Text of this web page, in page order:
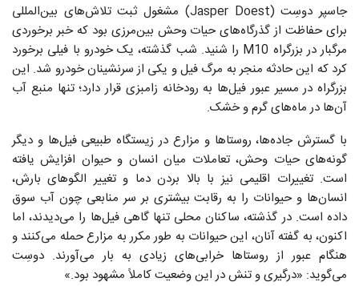
جاسپر دوسِت (Jasper Doest) مشغول ثبت تلاش‌های بین‌المللی
برای حفاظت از گذرگاه‌های حیات وحش بین‌مرزی بود که خبر برخوردی
مرگبار در بزرگراه M10 را شنید. شب گذشته، یک خودرو با فیلی برخورد
کرد که این حادثه منجر به مرگ فیل و یکی از سرنشینان خودرو شد. این
بزرگراه در مسیر عبور فیل‌ها به رودخانه زامبزی قرار دارد؛ تنها منبع آب
آن‌ها در ماه‌های گرم و خشک.
با گسترش جاده‌ها، روستاها و مزارع در زیستگاه طبیعی فیل‌ها و دیگر
گونه‌های حیات وحش، تعاملات میان انسان و حیوان افزایش یافته
است. تغییرات اقلیمی نیز با بالا بردن دما و تغییر الگوهای بارش،
انسان‌ها و حیوانات را به رقابت بیشتری بر سر منابعی چون آب سوق
داده است. در گذشته، ساکنان محلی تنها گاهی فیل‌ها را می‌دیدند، اما
اکنون، به گفته آنان، این حیوانات به طور مکرر به مزارع حمله می‌کنند و
هنگام عبور از روستاها خرابی‌های زیادی به بار می‌آورند. دوسِت
می‌گوید: «درگیری و تنش در این وضعیت کاملاً مشهود بود.»